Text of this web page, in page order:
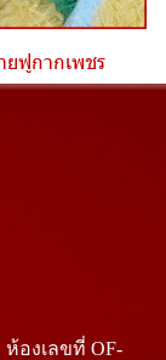
ยฟูกากเพชร
องเลขที่ OF-